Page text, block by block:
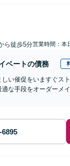
ら徒歩5分営業時間：本
ベートの債務
しい催促をいますぐ
な手段をオーダーメ